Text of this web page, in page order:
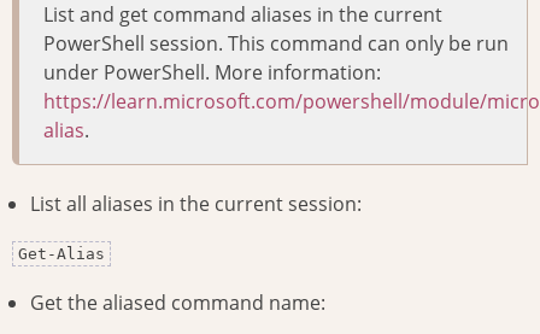
List and get command aliases in the current
PowerShell session. This command can only be run
under PowerShell. More information:
https://learn.microsoft.com/powershell/module/
alias.
List all aliases in the current session:
Get-Alias
Get the aliased command name: